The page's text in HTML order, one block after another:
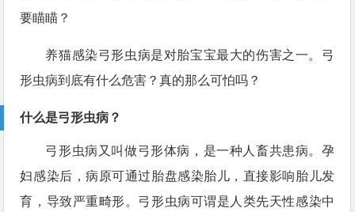
要瞄瞄？
养猫感染弓形虫病是对胎宝宝最大的伤害之一。弓
形虫病到底有什么危害？真的那么可怕吗？
什么是弓形虫病？
弓形虫病又叫做弓形体病，是一种人畜共患病。孕
妇感染后，病原可通过胎盘感染胎儿，直接影响胎儿发
育，导致严重畸形。弓形虫病可谓是人类先天性感染中